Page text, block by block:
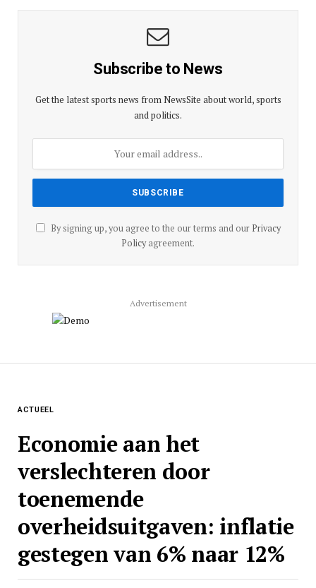
Subscribe to News
Get the latest sports news from NewsSite about world, sports
and politics.
By signing up, you agree to the our terms and our Privacy
Policyagreement.
Advertisement
ACTUEEL
Economie aan het
verslechteren door
toenemende
overheidsuitgaven: inflatie
gestegen van 6% naar 12%